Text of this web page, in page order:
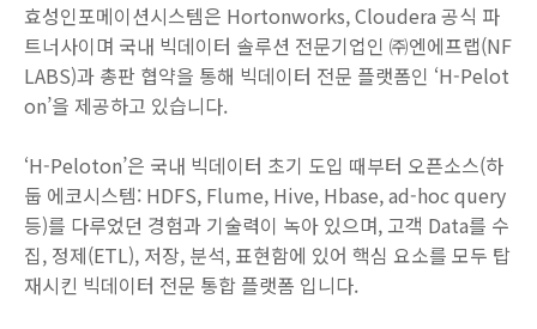
효성인포메이션시스템은 Hortonworks, Cloudera 공식 파
트너사이며 국내 빅데이터 솔루션 전문기업인 ㈜엔에프랩(NF
LABS)과 총판 협약을 통해 빅데이터 전문 플랫폼인 ‘H-Pelot
on’을 제공하고 있습니다.
‘H-Peloton’은 국내 빅데이터 초기 도입 때부터 오픈소스(하
둡 에코시스템: HDFS, Flume, Hive, Hbase, ad-hoc query
등)를 다루었던 경험과 기술력이 녹아 있으며, 고객 Data를 수
집, 정제(ETL), 저장, 분석, 표현함에 있어 핵심 요소를 모두 탑
재시킨 빅데이터 전문 통합 플랫폼 입니다.